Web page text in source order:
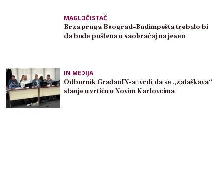
MAGLOČISTAČ
Brza pruga Beograd–Budimpešta trebalo bi
da bude puštena u saobraćaj na jesen
IN MEDIJA
Odbornik GrađanIN-a tvrdi da se „zataškava“
stanje u vrtiću u Novim Karlovcima